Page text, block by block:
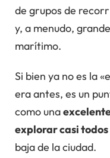
de grupos de
y, a menudo,
marítimo.
Si bien ya no es la
era antes, es un
como una
explorar casi
baja de la ciudad.